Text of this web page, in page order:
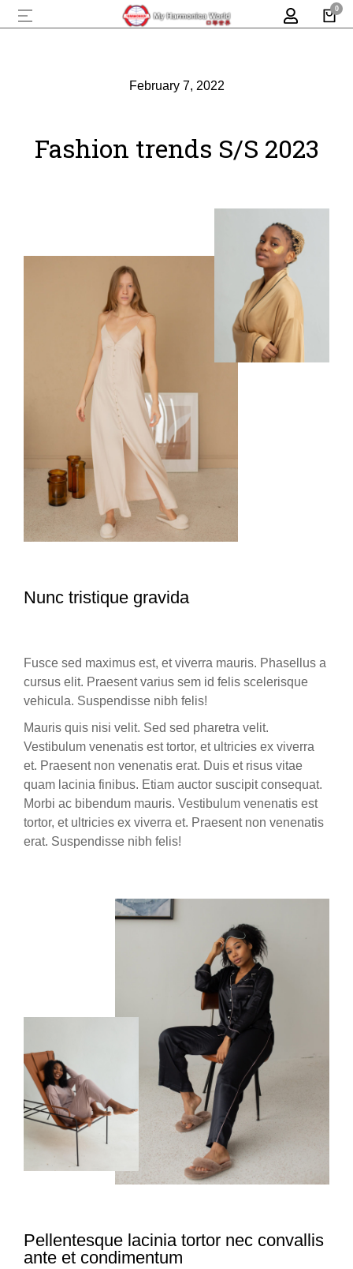
February 7, 2022
Fashion trends S/S 2023
Nunc tristique gravida
Fusce sed maximus est, et viverra mauris. Phasellus a
cursus elit. Praesent varius sem id felis scelerisque
vehicula. Suspendisse nibh felis!
Mauris quis nisi velit. Sed sed pharetra velit.
Vestibulum venenatis est tortor, et ultricies ex viverra
et. Praesent non venenatis erat. Duis et risus vitae
quam lacinia finibus. Etiam auctor suscipit consequat.
Morbi ac bibendum mauris. Vestibulum venenatis est
tortor, et ultricies ex viverra et. Praesent non venenatis
erat. Suspendisse nibh felis!
Pellentesque lacinia tortor nec convallis
ante et condimentum